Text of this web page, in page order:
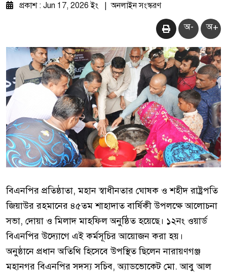
প্রকাশ : Jun 17, 2026 ইং
অনলাইন সংস্করণ
অ- অ+
বিএনপির প্রতিষ্ঠাতা, মহান স্বাধীনতার ঘোষক ও শহীদ রাষ্ট্রপতি
জিয়াউর রহমানের ৪৫তম শাহাদাত বার্ষিকী উপলক্ষে আলোচনা
সভা, দোয়া ও মিলাদ মাহফিল অনুষ্ঠিত হয়েছে। ১২নং ওয়ার্ড
বিএনপির উদ্যোগে এই কর্মসূচির আয়োজন করা হয়।
​অনুষ্ঠানে প্রধান অতিথি হিসেবে উপস্থিত ছিলেন নারায়ণগঞ্জ
মহানগর বিএনপির সদস্য সচিব, অ্যাডভোকেট মো. আবু আল